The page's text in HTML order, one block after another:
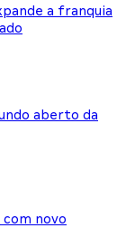
a franquia
aberto da
novo